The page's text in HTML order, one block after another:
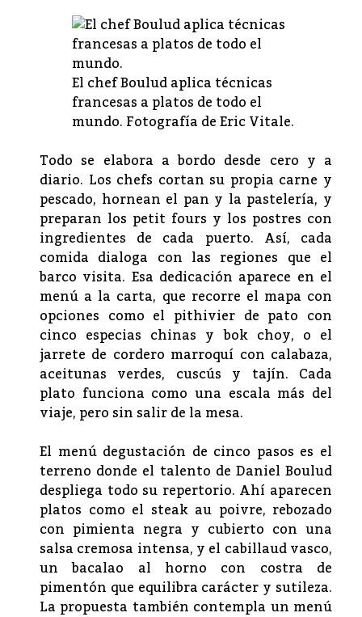
El chef Boulud aplica técnicas
francesas a platos de todo el
mundo. Fotografía de Eric Vitale.
Todo se elabora a bordo desde cero y a
diario. Los chefs cortan su propia carne y
pescado, hornean el pan y la pastelería, y
preparan los petit fours y los postres con
ingredientes de cada puerto. Así, cada
comida dialoga con las regiones que el
barco visita. Esa dedicación aparece en el
menú a la carta, que recorre el mapa con
opciones como el pithivier de pato con
cinco especias chinas y bok choy, o el
jarrete de cordero marroquí con calabaza,
aceitunas verdes, cuscús y tajín. Cada
plato funciona como una escala más del
viaje, pero sin salir de la mesa.
El menú degustación de cinco pasos es el
terreno donde el talento de Daniel Boulud
despliega todo su repertorio. Ahí aparecen
platos como el steak au poivre, rebozado
con pimienta negra y cubierto con una
salsa cremosa intensa, y el cabillaud vasco,
un bacalao al horno con costra de
pimentón que equilibra carácter y sutileza.
La propuesta también contempla un menú